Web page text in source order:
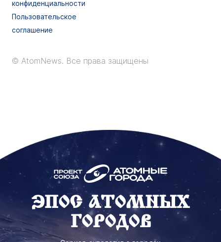
конфиденциальности
Пользовательское
соглашение
© AtomNews. Все права защищены
ЭПОС АТОМНЫХ
ГОРОДОВ